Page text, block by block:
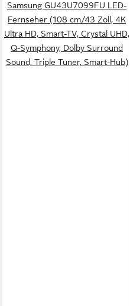
Samsung GU43U7099FU LED-
Fernseher (108 cm/43 Zoll, 4K
Ultra HD, Smart-TV, Crystal UHD,
Q-Symphony, Dolby Surround
Sound, Triple Tuner, Smart-Hub)